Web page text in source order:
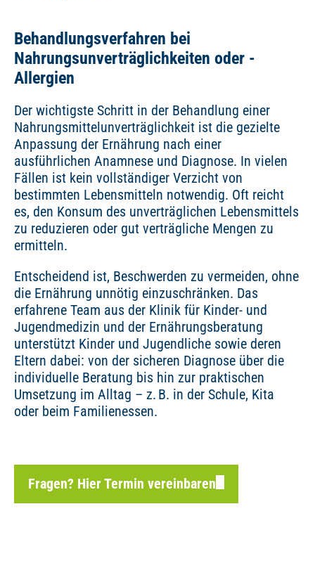
Behandlungsverfahren bei
Nahrungsunverträglichkeiten oder -
Allergien
Der wichtigste Schritt in der Behandlung einer
Nahrungsmittelunverträglichkeit ist die gezielte
Anpassung der Ernährung nach einer
ausführlichen Anamnese und Diagnose. In vielen
Fällen ist kein vollständiger Verzicht von
bestimmten Lebensmitteln notwendig. Oft reicht
es, den Konsum des unverträglichen Lebensmittels
zu reduzieren oder gut verträgliche Mengen zu
ermitteln.
Entscheidend ist, Beschwerden zu vermeiden, ohne
die Ernährung unnötig einzuschränken. Das
erfahrene Team aus der Klinik für Kinder- und
Jugendmedizin und der Ernährungsberatung
unterstützt Kinder und Jugendliche sowie deren
Eltern dabei: von der sicheren Diagnose über die
individuelle Beratung bis hin zur praktischen
Umsetzung im Alltag – z. B. in der Schule, Kita
oder beim Familienessen.
Fragen? Hier Termin vereinbaren